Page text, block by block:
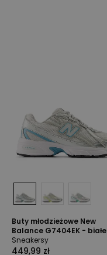
Buty młodzieżowe New
Balance G7404EK - białe
Sneakersy
449,99 zł